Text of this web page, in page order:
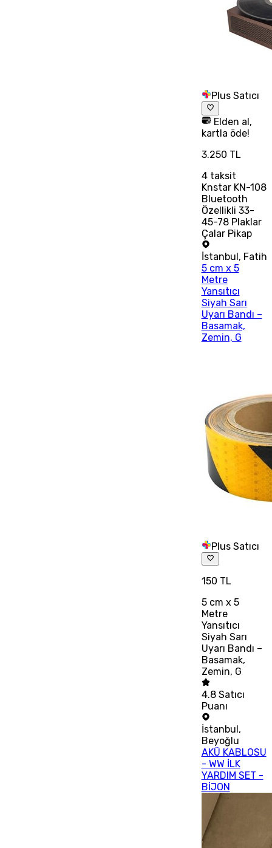
Plus Satıcı
Elden al,
kartla öde!
3.250 TL
4taksit
Knstar KN-108
Bluetooth
Özellikli 33-
45-78 Plaklar
Çalar Pikap
İstanbul, Fatih
5 cm x 5
Metre
Yansıtıcı
Siyah Sarı
Uyarı Bandı –
Basamak,
Zemin, G
Plus Satıcı
150 TL
5 cm x 5
Metre
Yansıtıcı
Siyah Sarı
Uyarı Bandı –
Basamak,
Zemin, G
4.8 Satıcı
Puanı
İstanbul,
Beyoğlu
AKÜ KABLOSU
- WW İLK
YARDIM SET -
BİJON